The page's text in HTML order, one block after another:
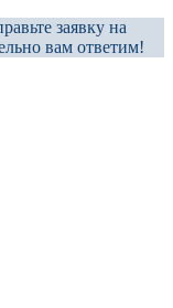
заявку на
вам ответим!